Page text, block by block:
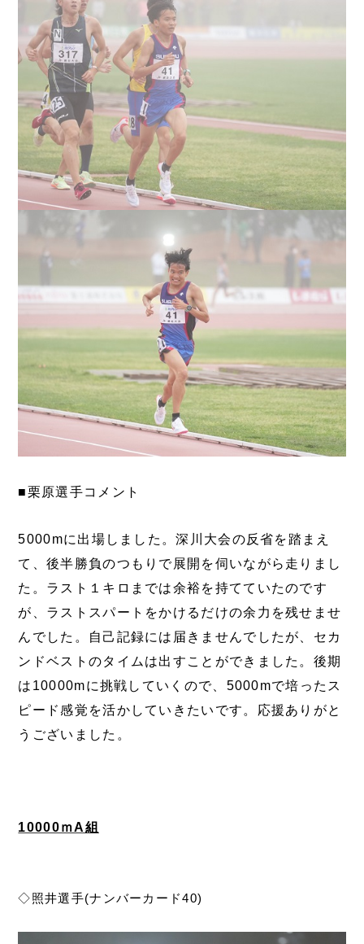
■栗原選手コメント
5000mに出場しました。深川大会の反省を踏まえ
て、後半勝負のつもりで展開を伺いながら走りまし
た。ラスト１キロまでは余裕を持てていたのです
が、ラストスパートをかけるだけの余力を残せませ
んでした。自己記録には届きませんでしたが、セカ
ンドベストのタイムは出すことができました。後期
は10000mに挑戦していくので、5000mで培ったス
ピード感覚を活かしていきたいです。応援ありがと
うございました。
10000ｍA組
◇照井選手(ナンバーカード40)